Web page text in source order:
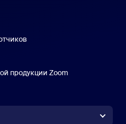
продукции Zoom